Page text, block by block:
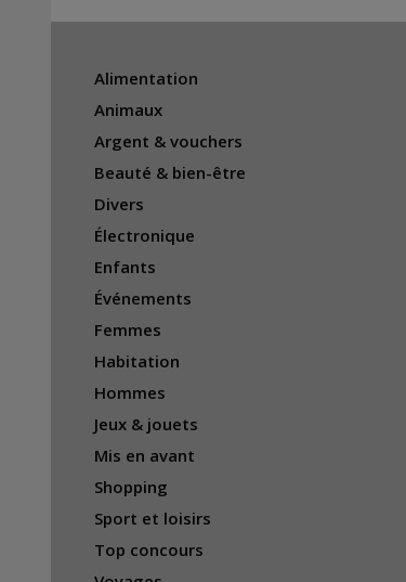
Alimentation
Animaux
Argent & vouchers
Beauté & bien-être
Divers
Électronique
Enfants
Événements
Femmes
Habitation
Hommes
Jeux & jouets
Mis en avant
Shopping
Sport et loisirs
Top concours